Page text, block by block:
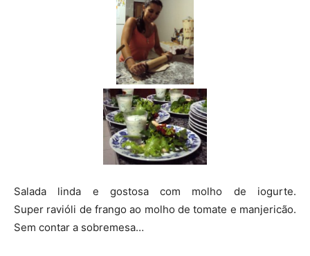
Salada linda e gostosa com molho de iogurte.
Super ravióli de frango ao molho de tomate e manjericão.
Sem contar a sobremesa…